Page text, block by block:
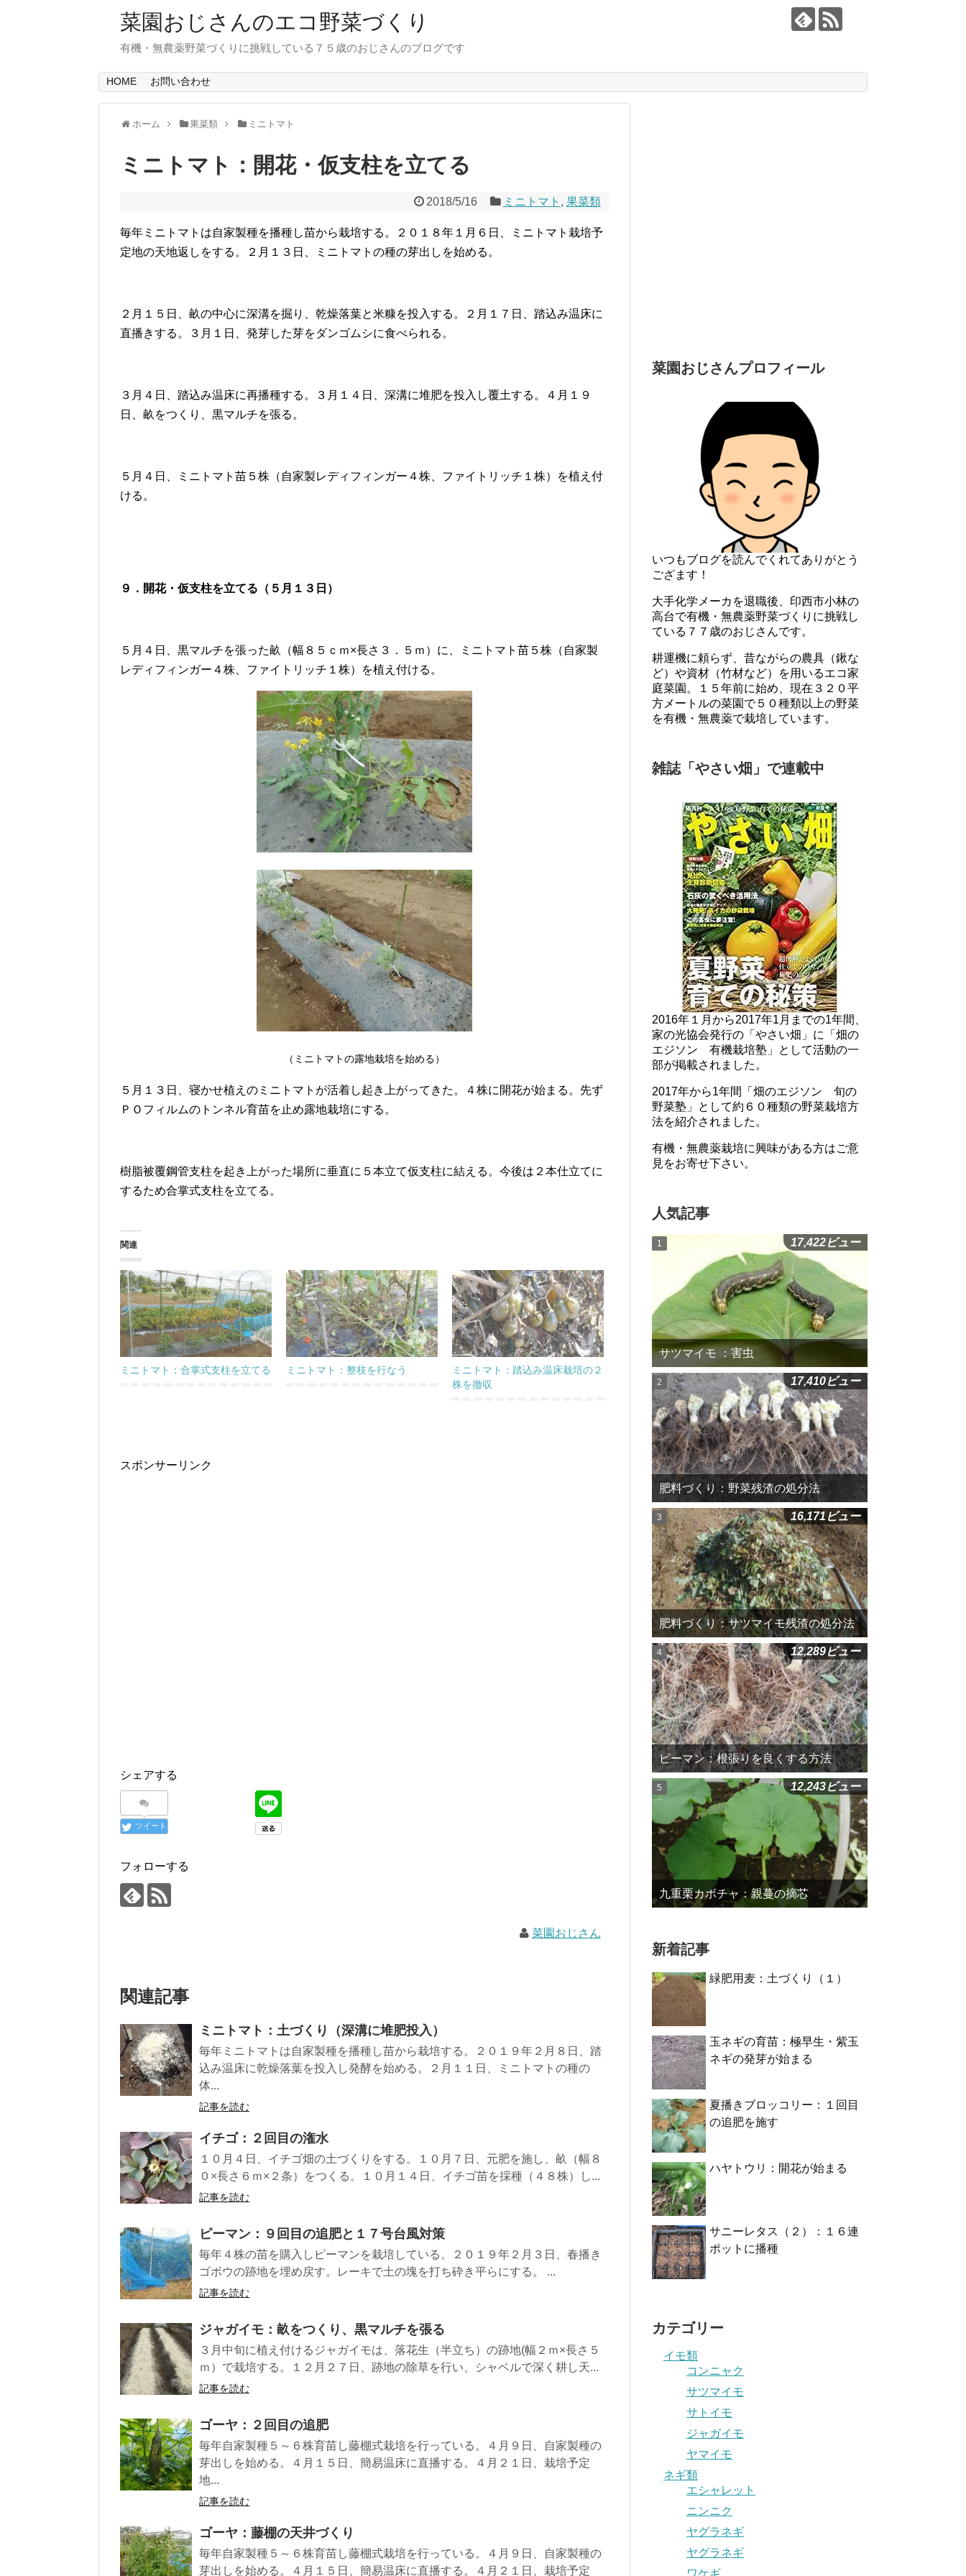
菜園おじさんのエコ野菜づくり
有機・無農薬野菜づくりに挑戦している７５歳のおじさんのブログです
HOME お問い合わせ
ホーム 果菜類 ミニトマト
ミニトマト：開花・仮支柱を立てる
2018/5/16 ミニトマト , 果菜類
毎年ミニトマトは自家製種を播種し苗から栽培する。２０１８年１月６日、ミニトマト栽培予
定地の天地返しをする。２月１３日、ミニトマトの種の芽出しを始める。
２月１５日、畝の中心に深溝を掘り、乾燥落葉と米糠を投入する。２月１７日、踏込み温床に
直播きする。３月１日、発芽した芽をダンゴムシに食べられる。
３月４日、踏込み温床に再播種する。３月１４日、深溝に堆肥を投入し覆土する。４月１９
日、畝をつくり、黒マルチを張る。
５月４日、ミニトマト苗５株（自家製レディフィンガー４株、ファイトリッチ１株）を植え付
ける。
９．開花・仮支柱を立てる（５ 月１３日 ）
５月４日、黒マルチを張った畝（幅８５ｃｍ×長さ３．５ｍ）に、ミニトマト苗５株（自家製
レディフィンガー４株、ファイトリッチ１株）を植え付ける。
（ミニトマトの露地栽培を始める）
５月１３日、寝かせ植えのミニトマトが活着し起き上がってきた。４株に開花が始まる。先ず
ＰＯフィルムのトンネル育苗を止め露地栽培にする。
樹脂被覆鋼管支柱を起き上がった場所に垂直に５本立て仮支柱に結える。今後は２本仕立てに
するため合掌式支柱を立てる。
関連
ミニトマト：合掌式支柱を立てる ミニトマト：整枝を行なう
ミニトマト：踏込み温床栽培の２
株を撤収
スポンサーリンク
シェアする
ツイート
フォローする
菜園おじさん
関連記事
ミニトマト：土づくり（深溝に堆肥投入）
毎年ミニトマトは自家製種を播種し苗から栽培する。２０１９年２月８日、踏
込み温床に乾燥落葉を投入し発酵を始める。２月１１日、ミニトマトの種の
体...
記事を読む
イチゴ：２回目の潅水
１０月４日、イチゴ畑の土づくりをする。１０月７日、元肥を施し、畝（幅８
０×長さ６ｍ×２条）をつくる。１０月１４日、イチゴ苗を採種（４８株）し...
記事を読む
ピーマン：９回目の追肥と１７号台風対策
毎年４株の苗を購入しピーマンを栽培している。２０１９年２月３日、春播き
ゴボウの跡地を埋め戻す。レーキで土の塊を打ち砕き平らにする。 ...
記事を読む
ジャガイモ：畝をつくり、黒マルチを張る
３月中旬に植え付けるジャガイモは、落花生（半立ち）の跡地(幅２ｍ×長さ５
ｍ）で栽培する。１２月２７日、跡地の除草を行い、シャベルで深く耕し天...
記事を読む
ゴーヤ：２回目の追肥
毎年自家製種５～６株育苗し藤棚式栽培を行っている。４月９日、自家製種の
芽出しを始める。４月１５日、簡易温床に直播する。４月２１日、栽培予定
地...
記事を読む
ゴーヤ：藤棚の天井づくり
毎年自家製種５～６株育苗し藤棚式栽培を行っている。４月９日、自家製種の
芽出しを始める。４月１５日、簡易温床に直播する。４月２１日、栽培予定
菜園おじさんプロフィール
いつもブログを読んでくれてありがとう
ござます！
大手化学メーカを退職後、印西市小林の
高台で有機・無農薬野菜づくりに挑戦し
ている７７歳のおじさんです。
耕運機に頼らず、昔ながらの農具（鍬な
ど）や資材（竹材など）を用いるエコ家
庭菜園。１５年前に始め、現在３２０平
方メートルの菜園で５０種類以上の野菜
を有機・無農薬で栽培しています。
雑誌「やさい畑」で連載中
2016年１月から2017年1月までの1年間、
家の光協会発行の「やさい畑」に「畑の
エジソン 有機栽培塾」として活動の一
部が掲載されました。
2017年から1年間「畑のエジソン 旬の
野菜塾」として約６０種類の野菜栽培方
法を紹介されました。
有機・無農薬栽培に興味がある方はご意
見をお寄せ下さい。
人気記事
サツマイモ ：害虫
17,422ビュー
肥料づくり：野菜残渣の処分法
17,410ビュー
肥料づくり：サツマイモ残渣の処分法
16,171ビュー
ピーマン：根張りを良くする方法
12,289ビュー
九重栗カボチャ：親蔓の摘芯
12,243ビュー
新着記事
緑肥用麦：土づくり（１）
玉ネギの育苗：極早生・紫玉
ネギの発芽が始まる
夏播きブロッコリー：１回目
の追肥を施す
ハヤトウリ：開花が始まる
サニーレタス（２）：１６連
ポットに播種
カテゴリー
イモ類
コンニャク
サツマイモ
サトイモ
ジャガイモ
ヤマイモ
ネギ類
エシャレット
ニンニク
ヤグラネギ
ヤグラネギ
ワケギ